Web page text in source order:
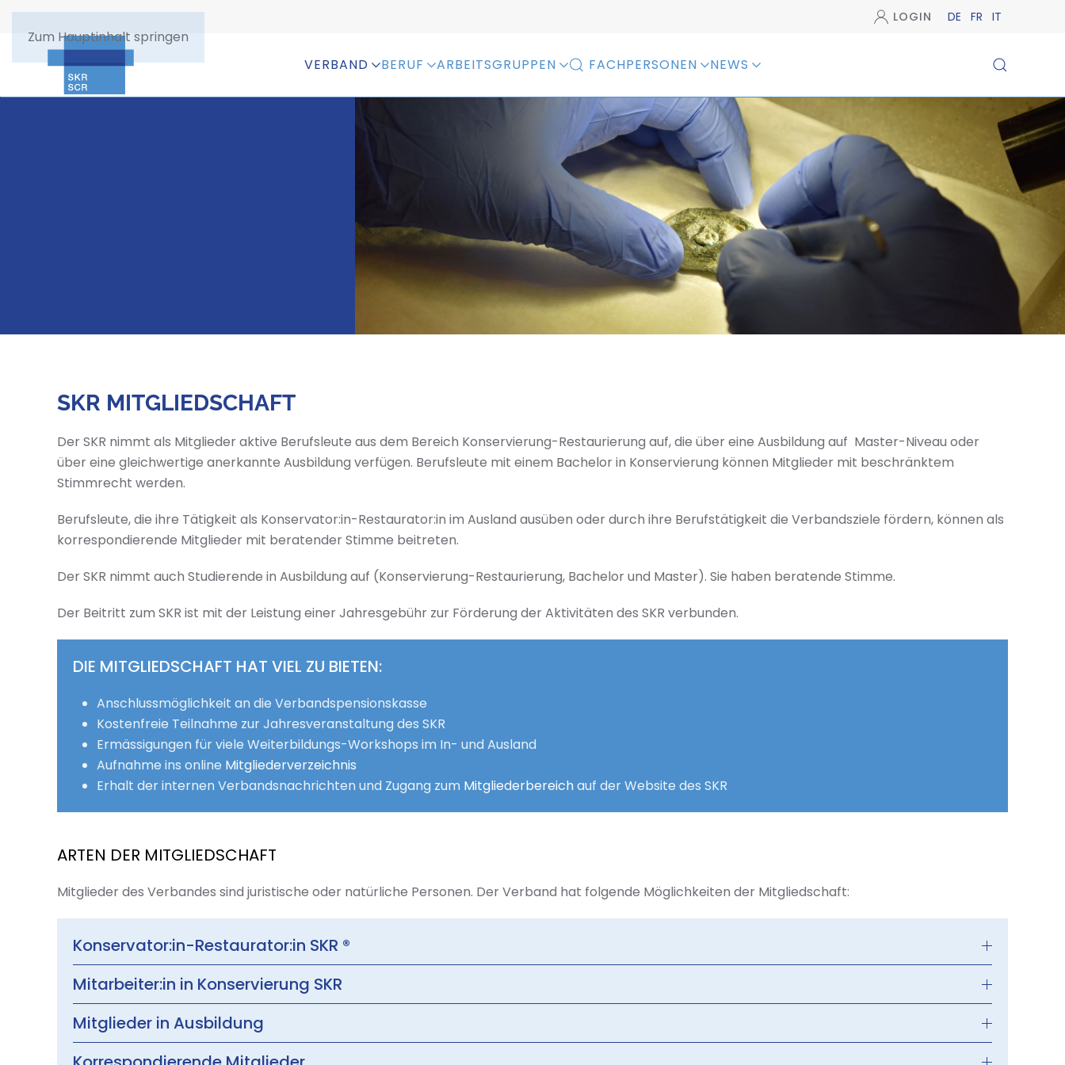
Zum Hauptinhalt springen
LOGIN DE FR IT
VERBAND BERUF ARBEITSGRUPPEN FACHPERSONEN NEWS
SKR MITGLIEDSCHAFT
Der SKR nimmt als Mitglieder aktive Berufsleute aus dem Bereich Konservierung-Restaurierung auf, die über eine Ausbildung auf Master-Niveau oder
über eine gleichwertige anerkannte Ausbildung verfügen. Berufsleute mit einem Bachelor in Konservierung können Mitglieder mit beschränktem
Stimmrecht werden.
Berufsleute, die ihre Tätigkeit als Konservator:in-Restaurator:in im Ausland ausüben oder durch ihre Berufstätigkeit die Verbandsziele fördern, können als
korrespondierende Mitglieder mit beratender Stimme beitreten.
Der SKR nimmt auch Studierende in Ausbildung auf (Konservierung-Restaurierung, Bachelor und Master). Sie haben beratende Stimme.
Der Beitritt zum SKR ist mit der Leistung einer Jahresgebühr zur Förderung der Aktivitäten des SKR verbunden.
DIE MITGLIEDSCHAFT HAT VIEL ZU BIETEN:
Anschlussmöglichkeit an die Verbandspensionskasse
Kostenfreie Teilnahme zur Jahresveranstaltung des SKR
Ermässigungen für viele Weiterbildungs-Workshops im In- und Ausland
Aufnahme ins online Mitgliederverzeichnis
Erhalt der internen Verbandsnachrichten und Zugang zum Mitgliederbereichauf der Website des SKR
ARTEN DER MITGLIEDSCHAFT
Mitglieder des Verbandes sind juristische oder natürliche Personen. Der Verband hat folgende Möglichkeiten der Mitgliedschaft:
Konservator:in-Restaurator:in SKR ®
Mitarbeiter:in in Konservierung SKR
Mitglieder in Ausbildung